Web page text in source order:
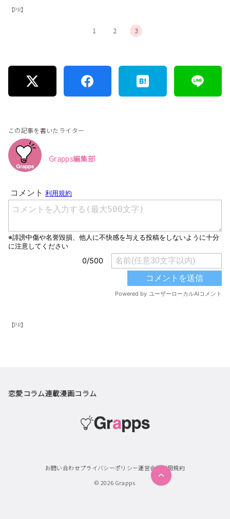
【PR】
1 2 3
この記事を書いたライター
Grapps編集部
【PR】
恋愛コラム連載漫画コラム
お問い合わせプライバシーポリシー運営会社利用規約
© 2026 Grapps